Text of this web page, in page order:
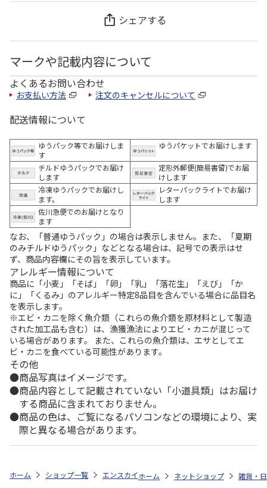
シェアする
マークや記載内容について
よくあるお問い合わせ
お支払い方法 注文のキャンセルについて
配送情報について
ゆうパック等でお届けしま
す
ゆうパケットでお届けします
チルドゆうパックでお届け
します
定形外郵便(簡易書留)でお届
けします
冷凍ゆうパックでお届けし
ます。
レターパックライトでお届け
します
佐川急便でのお届けとなり
ます
なお、「普通ゆうパック」の場合は表示しません。また、「夏期
のみチルドゆうパック」などとなる場合は、記号での表示はせ
ず、商品内容欄にその旨を表示しています。
アレルギー情報について
商品に「小麦」「そば」「卵」「乳」「落花生」「えび」「か
に」「くるみ」のアレルギー特定8品目を含んでいる場合に品目名
を表示します。
※エビ・カニを除く魚介類（これらの魚介類を原材料として製造
された加工品も含む）は、漁獲漁法によりエビ・カニが混じって
いる場合があります。 また、これらの魚介類は、エサとしてエ
ビ・カニを食べている可能性があります。
その他
商品写真はイメージです。
商品内容として記載されていない「小道具類」はお届け
する商品に含まれておりません。
商品の色は、ご覧になるパソコンなどの環境により、実
際と異なる場合があります。
ホーム ショップ一覧 エンスカイ 名馬烈伝 ダイカットステッカー
ホーム ネットショップ 雑貨・